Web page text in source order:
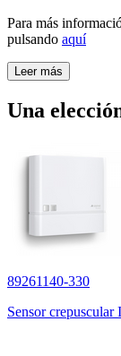
Para más
pulsando aquí
Leer más
Una
89261140-330
Sensor